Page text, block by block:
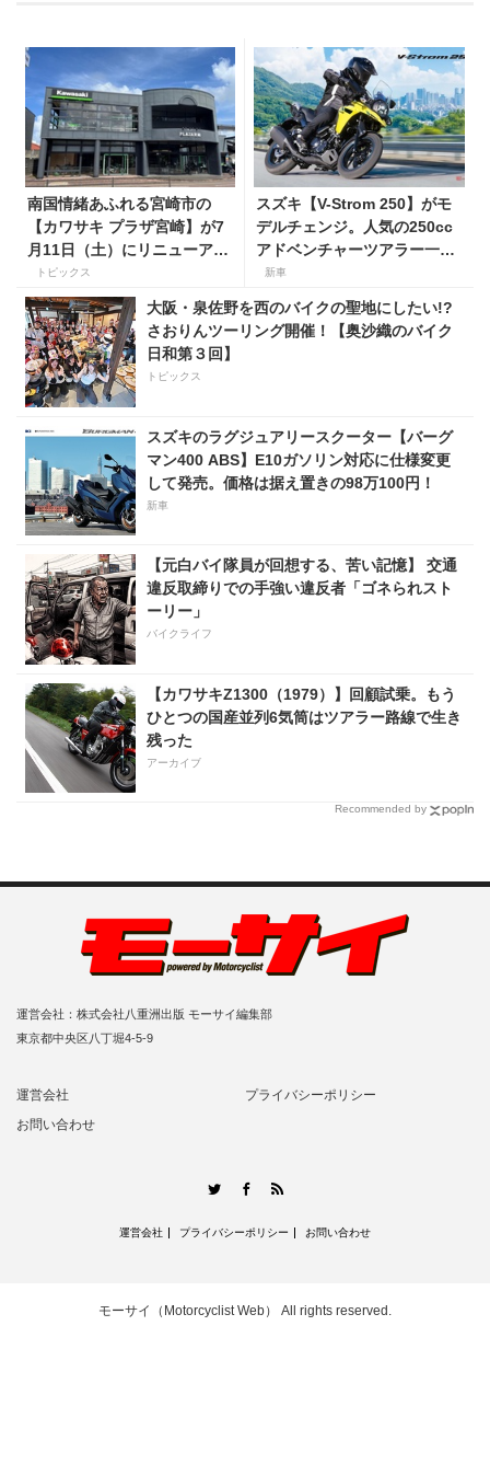
南国情緒あふれる宮崎市の
【カワサキ プラザ宮崎】が7
月11日（土）にリニューアル
オープン！
トピックス
スズキ【V-Strom 250】がモ
デルチェンジ。人気の250cc
アドベンチャーツアラー一部
仕様を変更して7月23日発
売。価格68万5300円
新車
大阪・泉佐野を西のバイクの聖地にしたい!?
さおりんツーリング開催！【奥沙織のバイク
日和第３回】
トピックス
スズキのラグジュアリースクーター【バーグ
マン400 ABS】E10ガソリン対応に仕様変更
して発売。価格は据え置きの98万100円！
新車
【元白バイ隊員が回想する、苦い記憶】 交通
違反取締りでの手強い違反者「ゴネられスト
ーリー」
バイクライフ
【カワサキZ1300（1979）】回顧試乗。もう
ひとつの国産並列6気筒はツアラー路線で生き
残った
アーカイブ
Recommended by
運営会社：株式会社八重洲出版 モーサイ編集部
東京都中央区八丁堀4-5-9
運営会社
プライバシーポリシー
お問い合わせ
TwitterFacebook
運営会社 プライバシーポリシー お問い合わせ
モーサイ（Motorcyclist Web） All rights reserved.